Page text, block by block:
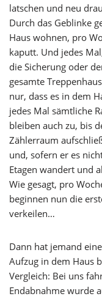
latschen und neu
Durch das Geblinke
Haus wohnen, pro
kaputt. Und jedes
die Sicherung oder
gesamte
nur, dass es in dem
jedes Mal sämtliche
bleiben auch zu, bis
Zählerraum
und, sofern er es
Etagen wandert und
Wie gesagt, pro
beginnen nun die
verkeilen…
Dann hat jemand
Aufzug in dem Haus
Vergleich: Bei uns
Endabnahme wurde